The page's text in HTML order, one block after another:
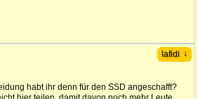
lafidi ↓
habt ihr denn für den SSD angeschafft?